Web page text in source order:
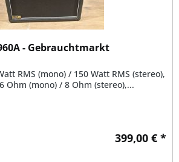
- Gebrauchtmarkt
RMS (mono) / 150 Watt RMS (stereo),
Ohm (mono) / 8 Ohm (stereo),...
399,00 € *